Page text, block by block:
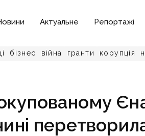
Актуальне Репортажі
бізнес війна гранти корупція